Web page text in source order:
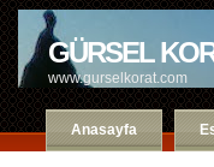
GÜRSEL
www.gurselkorat.com
Anasayfa